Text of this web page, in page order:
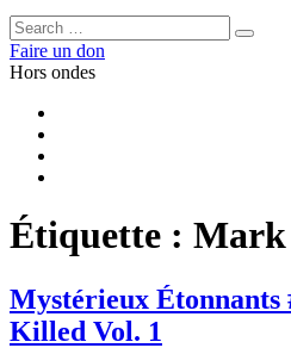
Rechercher :
Faire un don
Hors ondes
Étiquette : Mark
Mystérieux Étonnants
Killed Vol. 1